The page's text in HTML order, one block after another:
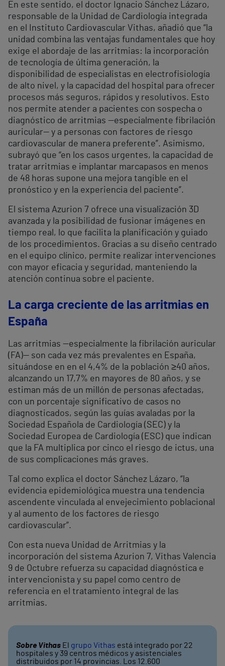
En este sentido, el doctor Ignacio Sánchez Lázaro,
responsable de la Unidad de Cardiología integrada
en el Instituto Cardiovascular Vithas, añadió que “la
unidad combina las ventajas fundamentales que hoy
exige el abordaje de las arritmias: la incorporación
de tecnología de última generación, la
disponibilidad de especialistas en electrofisiología
de alto nivel, y la capacidad del hospital para ofrecer
procesos más seguros, rápidos y resolutivos. Esto
nos permite atender a pacientes con sospecha o
diagnóstico de arritmias —especialmente fibrilación
auricular— y a personas con factores de riesgo
cardiovascular de manera preferente”. Asimismo,
subrayó que “en los casos urgentes, la capacidad de
tratar arritmias e implantar marcapasos en menos
de 48 horas supone una mejora tangible en el
pronóstico y en la experiencia del paciente”.
El sistema Azurion 7 ofrece una visualización 3D
avanzada y la posibilidad de fusionar imágenes en
tiempo real, lo que facilita la planificación y guiado
de los procedimientos. Gracias a su diseño centrado
en el equipo clínico, permite realizar intervenciones
con mayor eficacia y seguridad, manteniendo la
atención continua sobre el paciente.
La carga creciente de las arritmias en
España
Las arritmias —especialmente la fibrilación auricular
(FA)— son cada vez más prevalentes en España,
situándose en en el 4,4% de la población ≥40 años,
alcanzando un 17,7% en mayores de 80 años, y se
estiman más de un millón de personas afectadas,
con un porcentaje significativo de casos no
diagnosticados, según las guías avaladas por la
Sociedad Española de Cardiología (SEC) y la
Sociedad Europea de Cardiología (ESC) que indican
que la FA multiplica por cinco el riesgo de ictus, una
de sus complicaciones más graves.
Tal como explica el doctor Sánchez Lázaro, “la
evidencia epidemiológica muestra una tendencia
ascendente vinculada al envejecimiento poblacional
y al aumento de los factores de riesgo
cardiovascular”.
Con esta nueva Unidad de Arritmias y la
incorporación del sistema Azurion 7, Vithas Valencia
9 de Octubre refuerza su capacidad diagnóstica e
intervencionista y su papel como centro de
referencia en el tratamiento integral de las
arritmias.
Sobre Vithas El grupo Vithas está integrado por 22
hospitales y 39 centros médicos y asistenciales
distribuidos por 14 provincias. Los 12.600